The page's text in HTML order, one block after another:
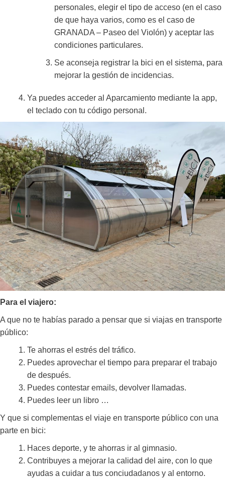
personales, elegir el tipo de acceso (en el caso
de que haya varios, como es el caso de
GRANADA – Paseo del Violón) y aceptar las
condiciones particulares.
Se aconseja registrar la bici en el sistema, para
mejorar la gestión de incidencias.
Ya puedes acceder al Aparcamiento mediante la app,
el teclado con tu código personal.
Para el viajero:
A que no te habías parado a pensar que si viajas en transporte
público:
Te ahorras el estrés del tráfico.
Puedes aprovechar el tiempo para preparar el trabajo
de después.
Puedes contestar emails, devolver llamadas.
Puedes leer un libro …
Y que si complementas el viaje en transporte público con una
parte en bici:
Haces deporte, y te ahorras ir al gimnasio.
Contribuyes a mejorar la calidad del aire, con lo que
ayudas a cuidar a tus conciudadanos y al entorno.